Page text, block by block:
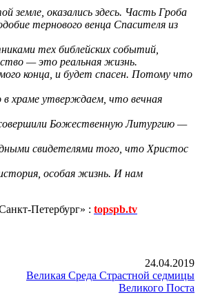
земле, оказались здесь. Часть Гроба
тернового венца Спасителя из
тех библейских событий,
— это реальная жизнь.
конца, и будет спасен. Потому что
храме утверждаем, что вечная
совершили Божественную Литургию —
свидетелями того, что Христос
особая жизнь. И нам
Петербург» : topspb.tv
24.04.2019
Великая Среда Страстной седмицы
Великого Поста